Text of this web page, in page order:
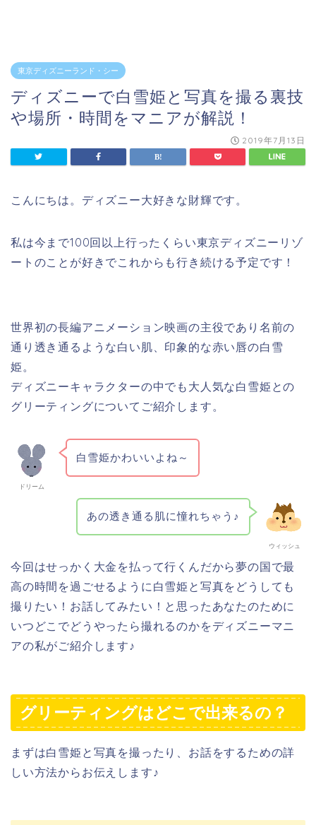
東京ディズニーランド・シー
ディズニーで白雪姫と写真を撮る裏技
や場所・時間をマニアが解説！
2019年7月13日
こんにちは。ディズニー大好きな財輝です。
私は今まで100回以上行ったくらい東京ディズニーリゾ
ートのことが好きでこれからも行き続ける予定です！
世界初の長編アニメーション映画の主役であり名前の
通り透き通るような白い肌、印象的な赤い唇の白雪
姫。
ディズニーキャラクターの中でも大人気な白雪姫との
グリーティングについてご紹介します。
ドリーム
白雪姫かわいいよね～
ウィッシュ
あの透き通る肌に憧れちゃう♪
今回はせっかく大金を払って行くんだから夢の国で最
高の時間を過ごせるように白雪姫と写真をどうしても
撮りたい！お話してみたい！と思ったあなたのために
いつどこでどうやったら撮れるのかをディズニーマニ
アの私がご紹介します♪
グリーティングはどこで出来るの？
まずは白雪姫と写真を撮ったり、お話をするための詳
しい方法からお伝えします♪